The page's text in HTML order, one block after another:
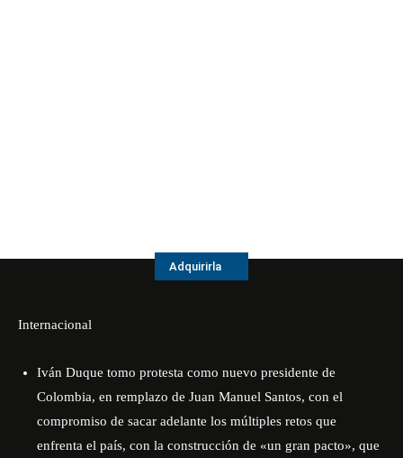
Adquirirla
Internacional
Iván Duque tomo protesta como nuevo presidente de
Colombia, en remplazo de Juan Manuel Santos, con el
compromiso de sacar adelante los múltiples retos que
enfrenta el país, con la construcción de «un gran pacto», que